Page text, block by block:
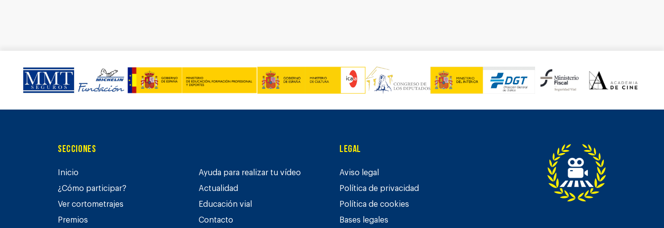
Secciones
Inicio
¿Cómo participar?
Ver cortometrajes
Premios
Ayuda para realizar tu vídeo
Actualidad
Educación vial
Contacto
Legal
Aviso legal
Política de privacidad
Política de cookies
Bases legales